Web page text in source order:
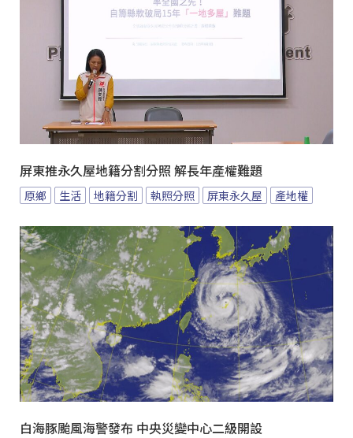
屏東推永久屋地籍分割分照 解長年產權難題
原鄉 生活 地籍分割 執照分照 屏東永久屋 產地權
白海豚颱風海警發布 中央災變中心二級開設